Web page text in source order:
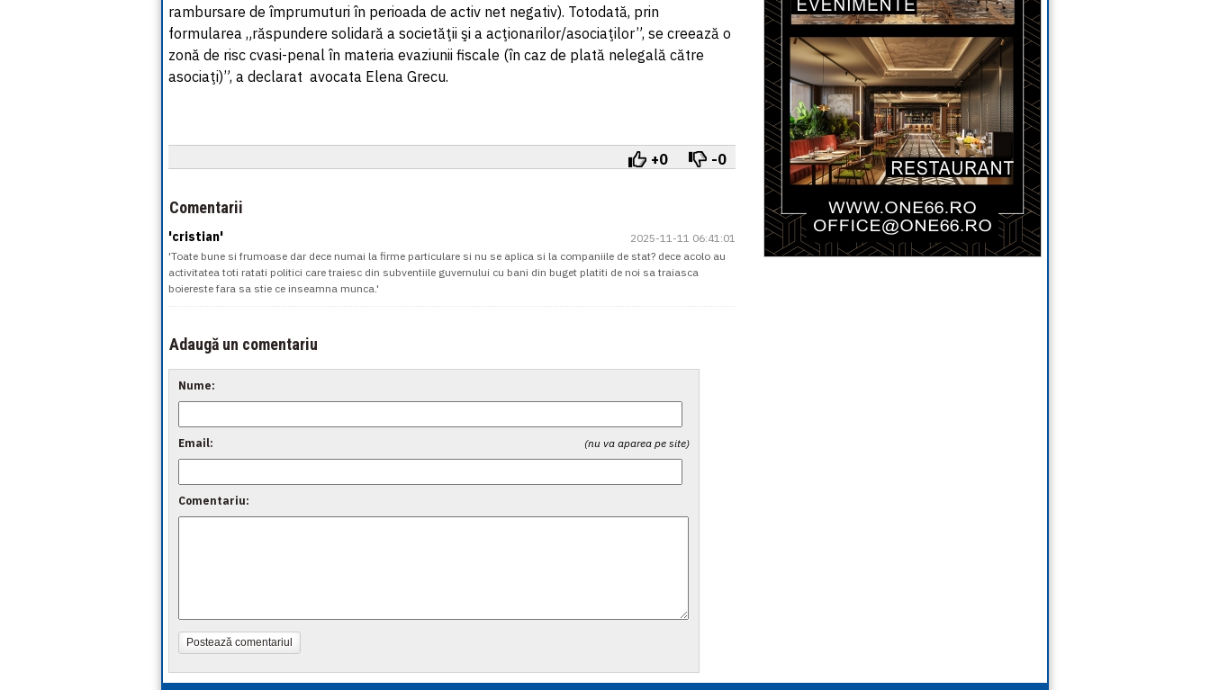
rambursare de împrumuturi în perioada de activ net negativ). Totodată, prin
formularea „răspundere solidară a societăţii şi a acţionarilor/asociaţilor”, se creează o
zonă de risc cvasi-penal în materia evaziunii fiscale (în caz de plată nelegală către
asociaţi)”, a declarat avocata Elena Grecu.
+0 -0
Comentarii
'cristian'
2025-11-11 06:41:01
'Toate bune si frumoase dar dece numai la firme particulare si nu se aplica si la companiile de stat? dece acolo au
activitatea toti ratati politici care traiesc din subventiile guvernului cu bani din buget platiti de noi sa traiasca
boiereste fara sa stie ce inseamna munca.'
Adaugă un comentariu
Nume:
(nu va aparea pe site)
Email:
Comentariu:
Postează comentariul